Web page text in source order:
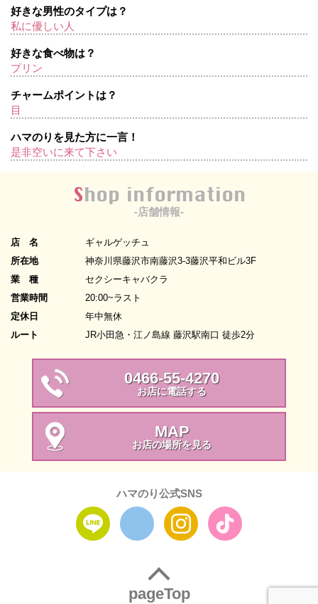
好きな男性のタイプは？
私に優しい人
好きな食べ物は？
プリン
チャームポイントは？
目
ハマのりを見た方に一言！
是非空いに来て下さい
Shop information
-店舗情報-
店 名
ギャルゲッチュ
所在地
神奈川県藤沢市南藤沢3-3藤沢平和ビル3F
業 種
セクシーキャバクラ
営業時間
20:00~ラスト
定休日
年中無休
ルート
JR小田急・江ノ島線 藤沢駅南口 徒歩2分
0466-55-4270
お店に電話する
MAP
お店の場所を見る
ハマのり公式SNS
pageTop